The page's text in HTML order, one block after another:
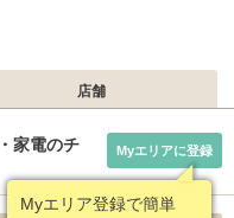
店舗
家電のチ
Myエリア登録で簡単
Myエリアに登録